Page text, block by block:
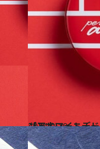
2024.2.10
【アルマーニ / ドルチ】 情熱的な赤のコレクションを贈る バレンタイン＆ホワイトデー
グルメ